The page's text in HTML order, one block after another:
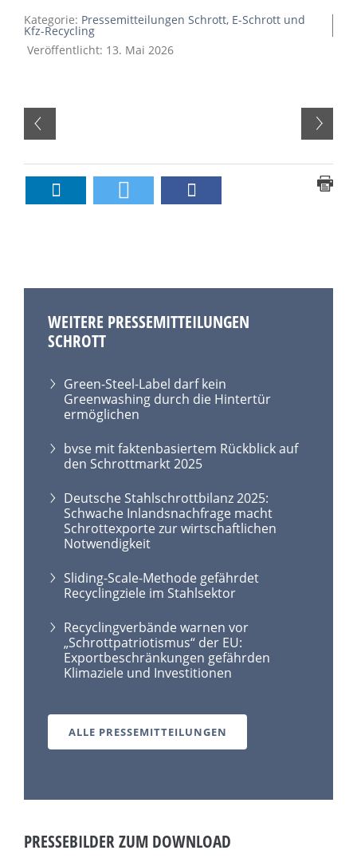
Kategorie: Pressemitteilungen Schrott, E-Schrott und
Kfz-Recycling
Veröffentlicht: 13. Mai 2026
WEITERE PRESSEMITTEILUNGEN
SCHROTT
Green-Steel-Label darf kein
Greenwashing durch die Hintertür
ermöglichen
bvse mit faktenbasiertem Rückblick auf
den Schrottmarkt 2025
Deutsche Stahlschrottbilanz 2025:
Schwache Inlandsnachfrage macht
Schrottexporte zur wirtschaftlichen
Notwendigkeit
Sliding-Scale-Methode gefährdet
Recyclingziele im Stahlsektor
Recyclingverbände warnen vor
„Schrottpatriotismus“ der EU:
Exportbeschränkungen gefährden
Klimaziele und Investitionen
ALLE PRESSEMITTEILUNGEN
PRESSEBILDER ZUM DOWNLOAD